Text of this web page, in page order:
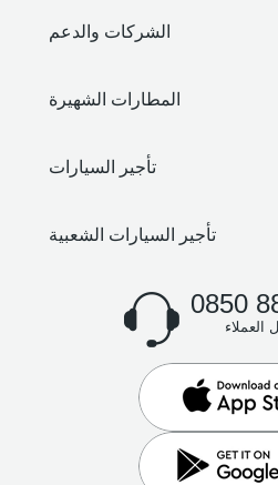
الشركات والدعم
المطارات الشهيرة
تأجير السيارات
تأجير السيارات الشعبية
0850
العملاء